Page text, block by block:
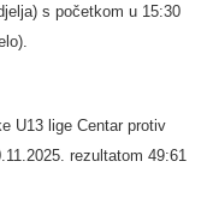
s početkom u 15:30
U13 lige Centar protiv
rezultatom 49:61